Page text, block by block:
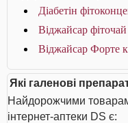
Діабетін
Віджайсар
Віджайсар Форте
Які галенові
Найдорожчими
інтернет-аптеки DS є: